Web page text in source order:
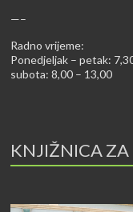
—–
Radno vrijeme:
Ponedjeljak – petak:
subota: 8,00 – 13,00
KNJIŽNICA